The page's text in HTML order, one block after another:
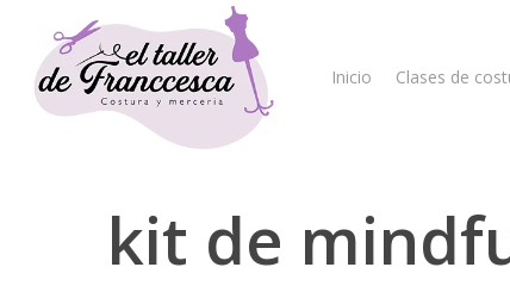
main
content
Inicio Clases de
kit de